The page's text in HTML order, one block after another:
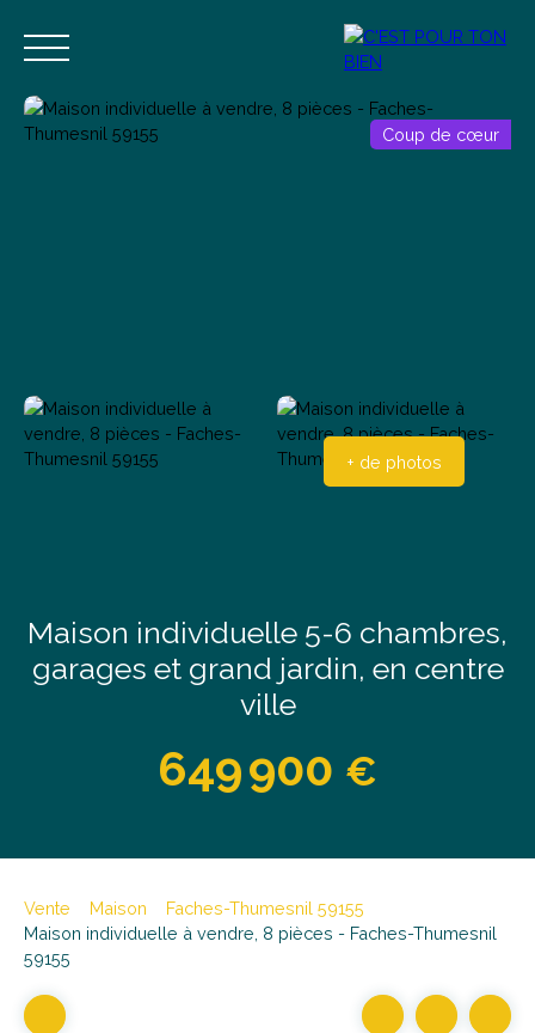
Coup de cœur
+ de photos
Maison individuelle 5-6 chambres,
garages et grand jardin, en centre
ville
649 900 €
Vente Maison
Faches-Thumesnil 59155
Maison individuelle à vendre, 8 pièces - Faches-Thumesnil
59155